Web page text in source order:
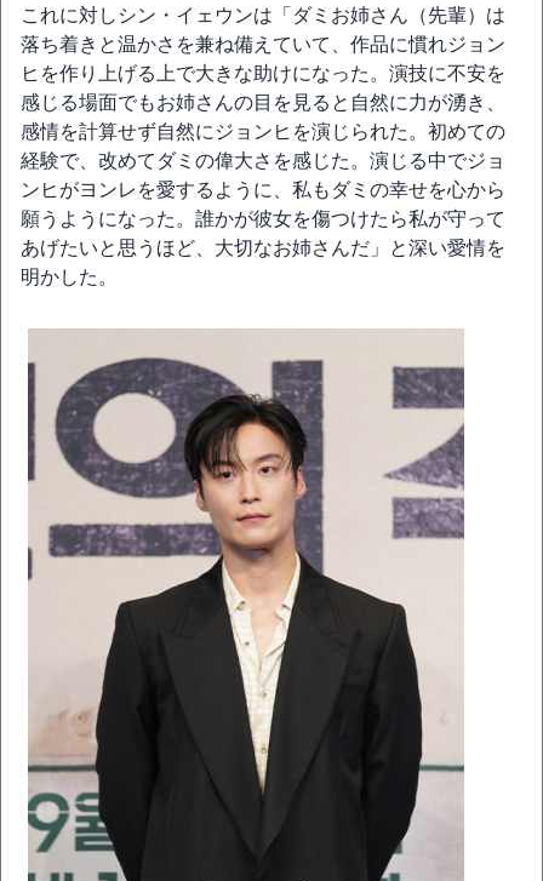
これに対しシン・イェウンは「ダミお姉さん（先輩）は
落ち着きと温かさを兼ね備えていて、作品に慣れジョン
ヒを作り上げる上で大きな助けになった。演技に不安を
感じる場面でもお姉さんの目を見ると自然に力が湧き、
感情を計算せず自然にジョンヒを演じられた。初めての
経験で、改めてダミの偉大さを感じた。演じる中でジョ
ンヒがヨンレを愛するように、私もダミの幸せを心から
願うようになった。誰かが彼女を傷つけたら私が守って
あげたいと思うほど、大切なお姉さんだ」と深い愛情を
明かした。